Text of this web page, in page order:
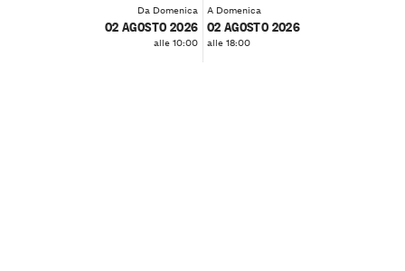
Da Domenica
02 AGOSTO 2026
alle 10:00
A Domenica
02 AGOSTO 2026
alle 18:00